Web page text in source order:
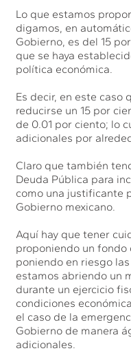
Lo que estamos
digamos, en
Gobierno, es del 15
que se haya
política económica.
Es decir, en este caso
reducirse un 15 por
de 0.01 por ciento; lo
adicionales por
Claro que también
Deuda Pública para
como una justificante
Gobierno mexicano.
Aquí hay que tener
proponiendo un fondo
poniendo en riesgo
estamos abriendo un
durante un ejercicio
condiciones
el caso de la
Gobierno de manera
adicionales.